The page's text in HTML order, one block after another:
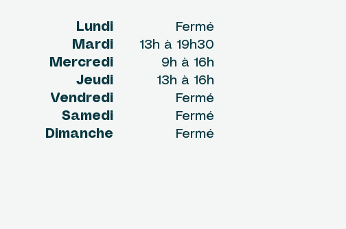
Fermé
13h à 19h30
9h à 16h
13h à 16h
Fermé
Fermé
Fermé
Lundi
Mardi
Mercredi
Jeudi
Vendredi
Samedi
Dimanche